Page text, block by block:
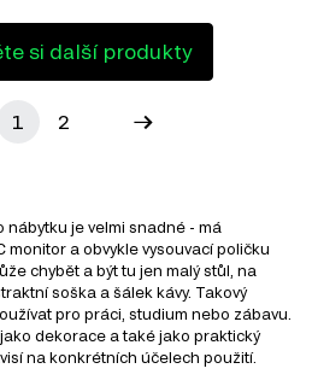
si další produkty
1 2
je velmi snadné - má
monitor a obvykle vysouvací poličku
chybět a být tu jen malý stůl, na
soška a šálek kávy. Takový
pro práci, studium nebo zábavu.
dekorace a také jako praktický
na konkrétních účelech použití.